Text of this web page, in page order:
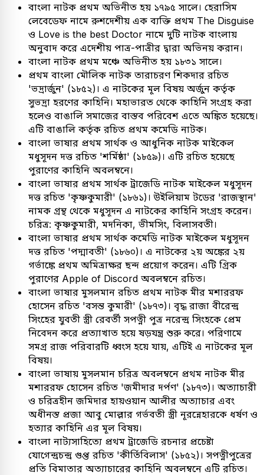
বাংলা নাটক প্রথম অভিনীত হয় ১৭৯৫ সালে। হেরাসিম
লেবেডেফ নামে রুশদেশীয় এক ব্যক্তি প্রথম The Disguise
ও Love is the best Doctor নামে দুটি নাটক বাংলায়
অনুবাদ করে এদেশীয় পাত্র-পাত্রীর দ্বারা অভিনয় করান।
বাংলা নাটক প্রথম মঞ্চে অভিনীত হয় ১৮৩১ সালে।
প্রথম বাংলা মৌলিক নাটক তারাচরণ শিকদার রচিত
'ভদ্রার্জুন' (১৮৫২)। এ নাটকের মূল বিষয় অর্জুন কর্তৃক
সুভদ্রা হরণের কাহিনি। মহাভারত থেকে কাহিনি সংগ্রহ করা
হলেও বাঙালি সমাজের বাস্তব পরিবেশ এতে অঙ্কিত হয়েছে।
এটি বাঙালি কর্তৃক রচিত প্রথম কমেডি নাটক।
বাংলা ভাষার প্রথম সার্থক ও আধুনিক নাটক মাইকেল
মধুসূদন দত্ত রচিত 'শর্মিষ্ঠা' (১৮৫৯)। এটি রচিত হয়েছে
পুরাণের কাহিনি অবলম্বনে।
বাংলা ভাষার প্রথম সার্থক ট্রাজেডি নাটক মাইকেল মধুসূদন
দত্ত রচিত 'কৃষ্ণকুমারী' (১৮৬১)। উইলিয়াম টডের 'রাজস্থান'
নামক গ্রন্থ থেকে মধুসূদন এ নাটকের কাহিনি সংগ্রহ করেন।
চরিত্র: কৃষ্ণকুমারী, মদনিকা, ভীমসিং, বিলাসবতী।
বাংলা ভাষার প্রথম সার্থক কমেডি নাটক মাইকেল মধুসূদন
দত্ত রচিত 'পদ্মাবতী' (১৮৬০)। এ নাটকের ২য় অঙ্কের ২য়
গর্ভাঙ্কে প্রথম অমিত্রাক্ষর ছন্দ প্রয়োগ করেন। এটি গ্রিক
পুরাণের Apple of Discord অবলম্বনে রচিত।
বাংলা ভাষার মুসলমান রচিত প্রথম নাটক মীর মশাররফ
হোসেন রচিত 'বসন্ত কুমারী' (১৮৭৩)। বৃদ্ধ রাজা বীরেন্দ্র
সিংহের যুবতী স্ত্রী রেবর্তী সপত্নী পুত্র নরেন্দ্র সিংহকে প্রেম
নিবেদন করে প্রত্যাখাত হয়ে ষড়যন্ত্র শুরু করে। পরিণামে
সমগ্র রাজ পরিবারটি ধ্বংস হয়ে যায়, এটিই এ নাটকের মূল
বিষয়।
বাংলা ভাষায় মুসলমান চরিত্র অবলম্বনে প্রথম নাটক মীর
মশাররফ হোসেন রচিত 'জমীদার দর্পণ' (১৮৭৩)। অত্যাচারী
ও চরিত্রহীন জমিদার হায়ওয়ান আলীর অত্যাচার এবং
অধীনস্ত প্রজা আবু মোল্লার গর্ভবতী স্ত্রী নূরন্নেহারকে ধর্ষণ ও
হত্যার কাহিনি এর মূল বিষয়।
বাংলা নাট্যসাহিত্যে প্রথম ট্রাজেডি রচনার প্রচেষ্টা
যোগেন্দ্রচন্দ্র গুপ্ত রচিত 'কীর্তিবিলাস' (১৮৫২)। সপত্নীপুত্রের
প্রতি বিমাতার অত্যাচারের কাহিনি অবলম্বনে এটি রচিত।